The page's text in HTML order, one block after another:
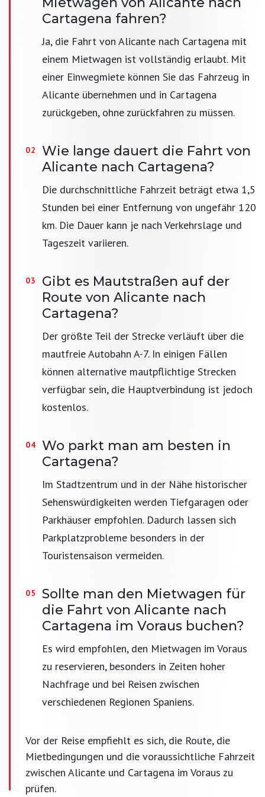
Cartagena fahren?
Ja, die Fahrt von Alicante nach Cartagena mit
einem Mietwagen ist vollständig erlaubt. Mit
einer Einwegmiete können Sie das Fahrzeug in
Alicante übernehmen und in Cartagena
zurückgeben, ohne zurückfahren zu müssen.
Wie lange dauert die Fahrt von
Alicante nach Cartagena?
Die durchschnittliche Fahrzeit beträgt etwa 1,5
Stunden bei einer Entfernung von ungefähr 120
km. Die Dauer kann je nach Verkehrslage und
Tageszeit variieren.
Gibt es Mautstraßen auf der
Route von Alicante nach
Cartagena?
Der größte Teil der Strecke verläuft über die
mautfreie Autobahn A-7. In einigen Fällen
können alternative mautpflichtige Strecken
verfügbar sein, die Hauptverbindung ist jedoch
kostenlos.
Wo parkt man am besten in
Cartagena?
Im Stadtzentrum und in der Nähe historischer
Sehenswürdigkeiten werden Tiefgaragen oder
Parkhäuser empfohlen. Dadurch lassen sich
Parkplatzprobleme besonders in der
Touristensaison vermeiden.
Sollte man den Mietwagen für
die Fahrt von Alicante nach
Cartagena im Voraus buchen?
Es wird empfohlen, den Mietwagen im Voraus
zu reservieren, besonders in Zeiten hoher
Nachfrage und bei Reisen zwischen
verschiedenen Regionen Spaniens.
Vor der Reise empfiehlt es sich, die Route, die
Mietbedingungen und die voraussichtliche Fahrzeit
zwischen Alicante und Cartagena im Voraus zu
prüfen.